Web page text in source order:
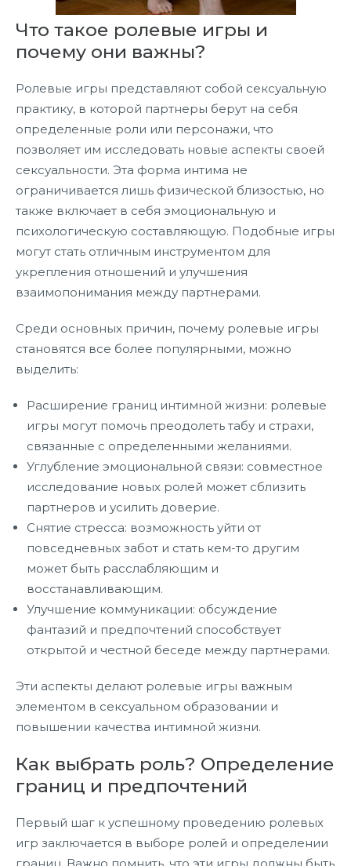
Что такое ролевые игры и
почему они важны?
Ролевые игры представляют собой сексуальную
практику, в которой партнеры берут на себя
определенные роли или персонажи, что
позволяет им исследовать новые аспекты своей
сексуальности. Эта форма интима не
ограничивается лишь физической близостью, но
также включает в себя эмоциональную и
психологическую составляющую. Подобные игры
могут стать отличным инструментом для
укрепления отношений и улучшения
взаимопонимания между партнерами.
Среди основных причин, почему ролевые игры
становятся все более популярными, можно
выделить:
Расширение границ интимной жизни: ролевые
игры могут помочь преодолеть табу и страхи,
связанные с определенными желаниями.
Углубление эмоциональной связи: совместное
исследование новых ролей может сблизить
партнеров и усилить доверие.
Снятие стресса: возможность уйти от
повседневных забот и стать кем-то другим
может быть расслабляющим и
восстанавливающим.
Улучшение коммуникации: обсуждение
фантазий и предпочтений способствует
открытой и честной беседе между партнерами.
Эти аспекты делают ролевые игры важным
элементом в сексуальном образовании и
повышении качества интимной жизни.
Как выбрать роль? Определение
границ и предпочтений
Первый шаг к успешному проведению ролевых
игр заключается в выборе ролей и определении